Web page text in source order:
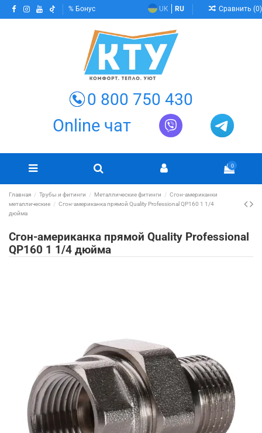
Бонус UK RU Сравнить (0)
0 800 750 430
Online чат
0
Главная Трубы и фитинги Металлические фитинги
Сгон-американки
металлические
Сгон-американка прямой Quality Professional QP160 1 1/4
дюйма
Сгон-американка прямой Quality Professional
QP160 1 1/4 дюйма